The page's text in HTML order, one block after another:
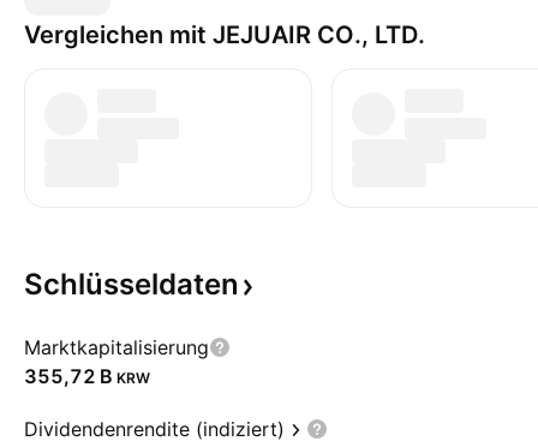
Vergleichen mit JEJUAIR CO., LTD.
Schlüsseldaten
Marktkapitalisierung
‪355,72 B‬ KRW
Dividendenrendite (indiziert)